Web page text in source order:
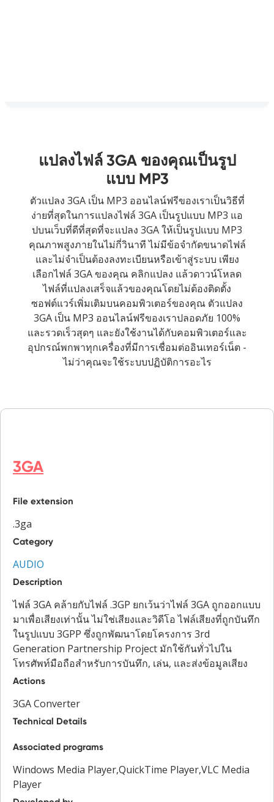
แปลงไฟล์ 3GA ของคุณเป็นรูป
แบบ MP3
ตัวแปลง 3GA เป็น MP3 ออนไลน์ฟรีของเราเป็นวิธีที่
ง่ายที่สุดในการแปลงไฟล์ 3GA เป็นรูปแบบ MP3 แอ
ปบนเว็บที่ดีที่สุดที่จะแปลง 3GA ให้เป็นรูปแบบ MP3
คุณภาพสูงภายในไม่กี่วินาที ไม่มีข้อจำกัดขนาดไฟล์
และไม่จำเป็นต้องลงทะเบียนหรือเข้าสู่ระบบ เพียง
เลือกไฟล์ 3GA ของคุณ คลิกแปลง แล้วดาวน์โหลด
ไฟล์ที่แปลงเสร็จแล้วของคุณโดยไม่ต้องติดตั้ง
ซอฟต์แวร์เพิ่มเติมบนคอมพิวเตอร์ของคุณ ตัวแปลง
3GA เป็น MP3 ออนไลน์ฟรีของเราปลอดภัย 100%
และรวดเร็วสุดๆ และยังใช้งานได้กับคอมพิวเตอร์และ
อุปกรณ์พกพาทุกเครื่องที่มีการเชื่อมต่ออินเทอร์เน็ต -
ไม่ว่าคุณจะใช้ระบบปฏิบัติการอะไร
3GA
File extension
.3ga
Category
AUDIO
Description
ไฟล์ 3GA คล้ายกับไฟล์ .3GP ยกเว้นว่าไฟล์ 3GA ถูกออกแบบ
มาเพื่อเสียงเท่านั้น ไม่ใช่เสียงและวิดีโอ ไฟล์เสียงที่ถูกบันทึก
ในรูปแบบ 3GPP ซึ่งถูกพัฒนาโดยโครงการ 3rd
Generation Partnership Project มักใช้กันทั่วไปใน
โทรศัพท์มือถือสำหรับการบันทึก, เล่น, และส่งข้อมูลเสียง
Actions
3GA Converter
Technical Details
Associated programs
Windows Media Player,QuickTime Player,VLC Media
Player